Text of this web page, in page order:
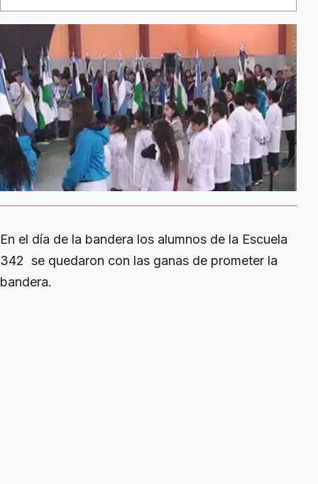
En el día de la bandera los alumnos de la Escuela
342 se quedaron con las ganas de prometer la
bandera.